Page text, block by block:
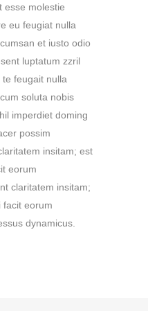
esse molestie
eu feugiat nulla
et iusto odio
luptatum zzril
feugait nulla
soluta nobis
imperdiet doming
possim
insitam; est
eorum
claritatem insitam;
facit eorum
dynamicus.